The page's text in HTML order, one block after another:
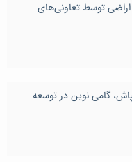
اراضی توسط تعاونی‌های
گامی نوین در توسعه